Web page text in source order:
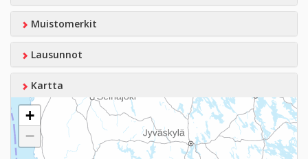
Muistomerkit
Lausunnot
Kartta
+
−